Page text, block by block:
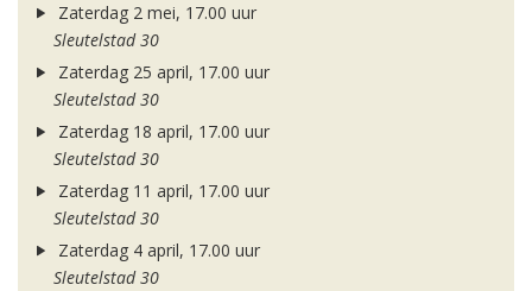
Zaterdag 2 mei, 17.00 uur
Sleutelstad 30
Zaterdag 25 april, 17.00 uur
Sleutelstad 30
Zaterdag 18 april, 17.00 uur
Sleutelstad 30
Zaterdag 11 april, 17.00 uur
Sleutelstad 30
Zaterdag 4 april, 17.00 uur
Sleutelstad 30